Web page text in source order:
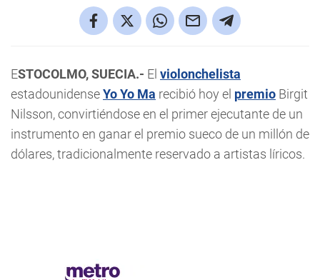
ESTOCOLMO, SUECIA.- El violonchelista
estadounidenseYo Yo Ma recibió hoy el premio Birgit
Nilsson, convirtiéndose en el primer ejecutante de un
instrumento en ganar el premio sueco de un millón de
dólares, tradicionalmente reservado a artistas líricos.